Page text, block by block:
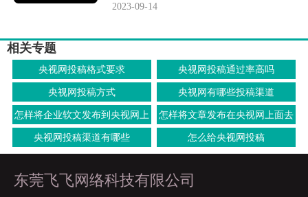
2023-09-14
相关专题
央视网投稿格式要求 央视网投稿通过率高吗
央视网投稿方式 央视网有哪些投稿渠道
怎样将企业软文发布到央视网上 怎样将文章发布在央视网上面去
央视网投稿渠道有哪些 怎么给央视网投稿
东莞飞飞网络科技有限公司